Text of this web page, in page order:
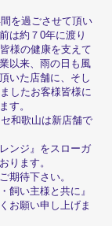
を過ごさせて頂い
は約７0年に渡り
様の健康を支えて
以来、雨の日も風
いた店舗に、そし
したお客様皆様に
す。
和歌山は新店舗で
ンジ』をスローガ
ります。
期待下さい。
飼い主様と共に』
お願い申し上げま